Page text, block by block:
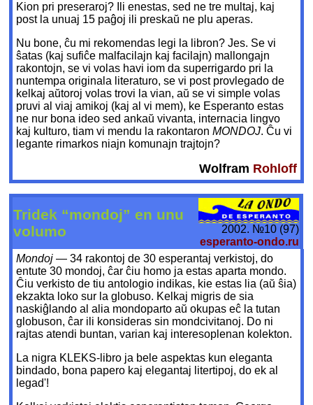
Kion pri preseraroj? Ili enestas, sed ne tre multaj, kaj
post la unuaj 15 paĝoj ili preskaŭ ne plu aperas.
Nu bone, ĉu mi rekomendas legi la libron? Jes. Se vi
ŝatas (kaj sufiĉe malfacilajn kaj facilajn) mallongajn
rakontojn, se vi volas havi iom da superrigardo pri la
nuntempa originala literaturo, se vi post provlegado de
kelkaj aŭtoroj volas trovi la vian, aŭ se vi simple volas
pruvi al viaj amikoj (kaj al vi mem), ke Esperanto estas
ne nur bona ideo sed ankaŭ vivanta, internacia lingvo
kaj kulturo, tiam vi mendu la rakontaronMONDOJ. Ĉu vi
legante rimarkos niajn komunajn trajtojn?
Wolfram Rohloff
Tridek “mondoj” en unu
volumo
2002. №10 (97)
esperanto-ondo.ru
Mondoj — 34 rakontoj de 30 esperantaj verkistoj, do
entute 30 mondoj, ĉar ĉiu homo ja estas aparta mondo.
Ĉiu verkisto de tiu antologio indikas, kie estas lia (aŭ ŝia)
ekzakta loko sur la globuso. Kelkaj migris de sia
naskiĝlando al alia mondoparto aŭ okupas eĉ la tutan
globuson, ĉar ili konsideras sin mondcivitanoj. Do ni
rajtas atendi buntan, varian kaj interesoplenan kolekton.
La nigra KLEKS-libro ja bele aspektas kun eleganta
bindado, bona papero kaj elegantaj litertipoj, do ek al
legad'!